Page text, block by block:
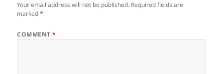
Your email address will not be published. Required fields are
marked*
COMMENT*